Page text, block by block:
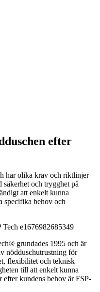
efter
har olika krav och riktlinjer
och trygghet på
att enkelt kunna
specifika behov och
grundades 1995 och är
nödduschutrustning för
flexibilitet och teknisk
till att enkelt kunna
efter kundens behov är FSP-